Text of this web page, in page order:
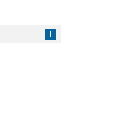
Ottieni capitolo